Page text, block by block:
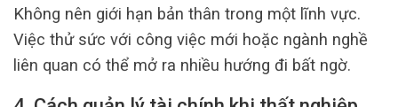
Không nên giới hạn bản thân trong một lĩnh vực.
Việc thử sức với công việc mới hoặc ngành nghề
liên quan có thể mở ra nhiều hướng đi bất ngờ.